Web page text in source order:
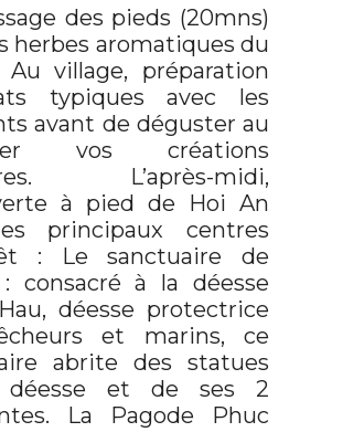
des pieds (20mns)
herbes aromatiques du
Au village, préparation
typiques avec les
avant de déguster au
vos créations
L’après-midi,
à pied de Hoi An
principaux centres
: Le sanctuaire de
consacré à la déesse
déesse protectrice
et marins, ce
abrite des statues
et de ses 2
La Pagode Phuc